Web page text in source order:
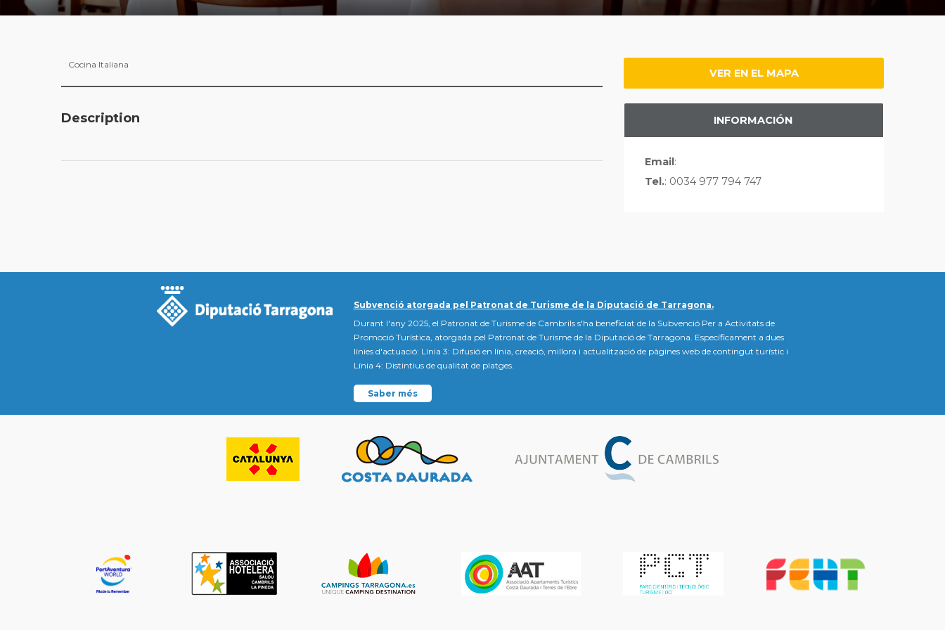
Cocina Italiana
Description
VER EN EL MAPA
INFORMACIÓN
Email:
Tel.: 0034 977 794 747
Subvenció atorgada pel Patronat de Turisme de la Diputació de Tarragona.
Durant l'any 2025, el Patronat de Turisme de Cambrils s'ha beneficiat de la Subvenció Per a Activitats de
Promoció Turística, atorgada pel Patronat de Turisme de la Diputació de Tarragona. Específicament a dues
línies d'actuació: Línia 3: Difusió en línia, creació, millora i actualització de pàgines web de contingut turístic i
Línia 4: Distintius de qualitat de platges.
Saber més